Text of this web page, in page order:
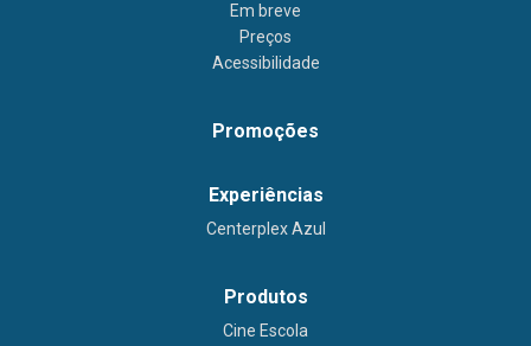
Em breve
Preços
Acessibilidade
Promoções
Experiências
Centerplex Azul
Produtos
Cine Escola